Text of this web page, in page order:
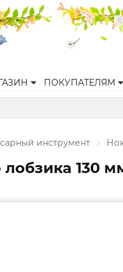
ПОКУПАТЕЛЯМ
инструмент
130